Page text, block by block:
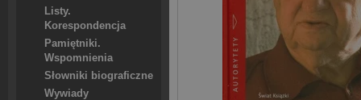
Listy.
Korespondencja
Pamiętniki.
Wspomnienia
Słowniki biograficzne
Wywiady